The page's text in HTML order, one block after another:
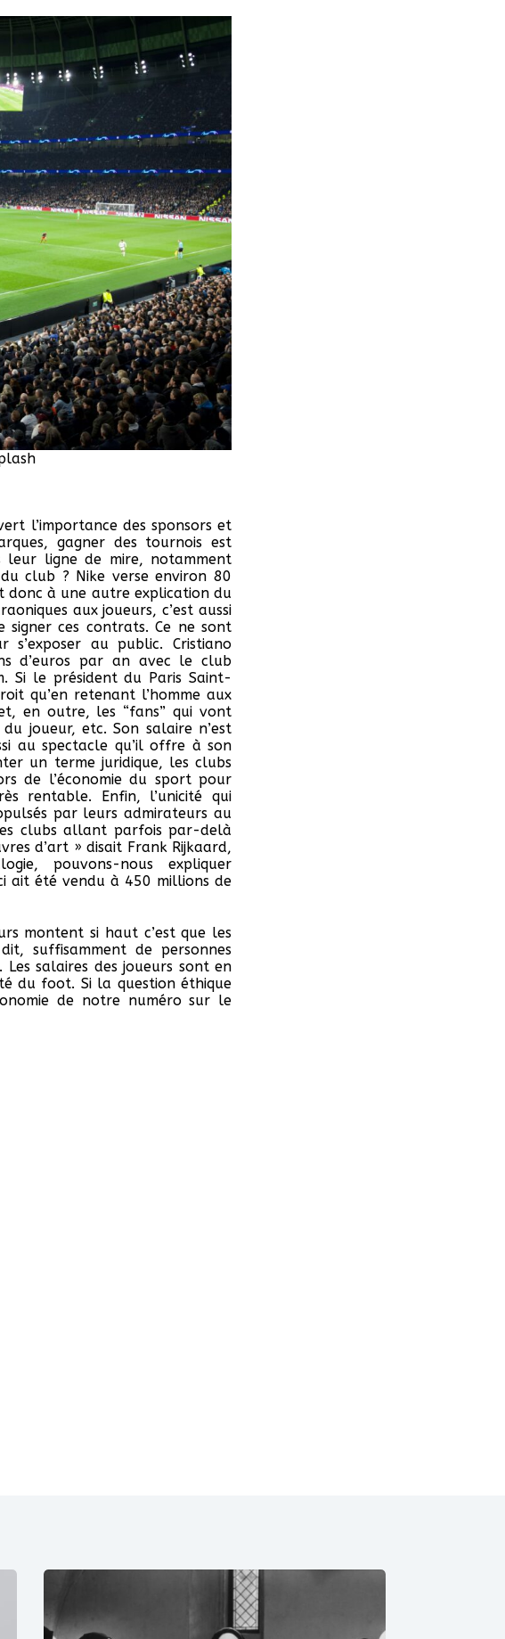
l’importance des sponsors et
gagner des tournois est
leur ligne de mire, notamment
club ? Nike verse environ 80
donc à une autre explication du
aux joueurs, c’est aussi
signer ces contrats. Ce ne sont
s’exposer au public. Cristiano
d’euros par an avec le club
Si le président du Paris Saint-
qu’en retenant l’homme aux
en outre, les “fans” qui vont
joueur, etc. Son salaire n’est
au spectacle qu’il offre à son
un terme juridique, les clubs
de l’économie du sport pour
rentable. Enfin, l’unicité qui
par leurs admirateurs au
clubs allant parfois par-delà
d’art » disait Frank Rijkaard,
pouvons-nous expliquer
ait été vendu à 450 millions de
montent si haut c’est que les
suffisamment de personnes
salaires des joueurs sont en
du foot. Si la question éthique
de notre numéro sur le